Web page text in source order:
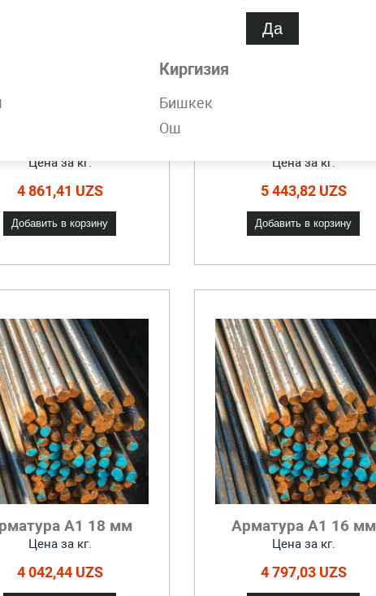
Да
Киргизия
Бишкек
Ош
Цена за кг.
4 861,41 UZS
Добавить в корзину
Цена за кг.
5 443,82 UZS
Добавить в корзину
А1 18 мм
Цена за кг.
4 042,44 UZS
Арматура А1 16 мм
Цена за кг.
4 797,03 UZS